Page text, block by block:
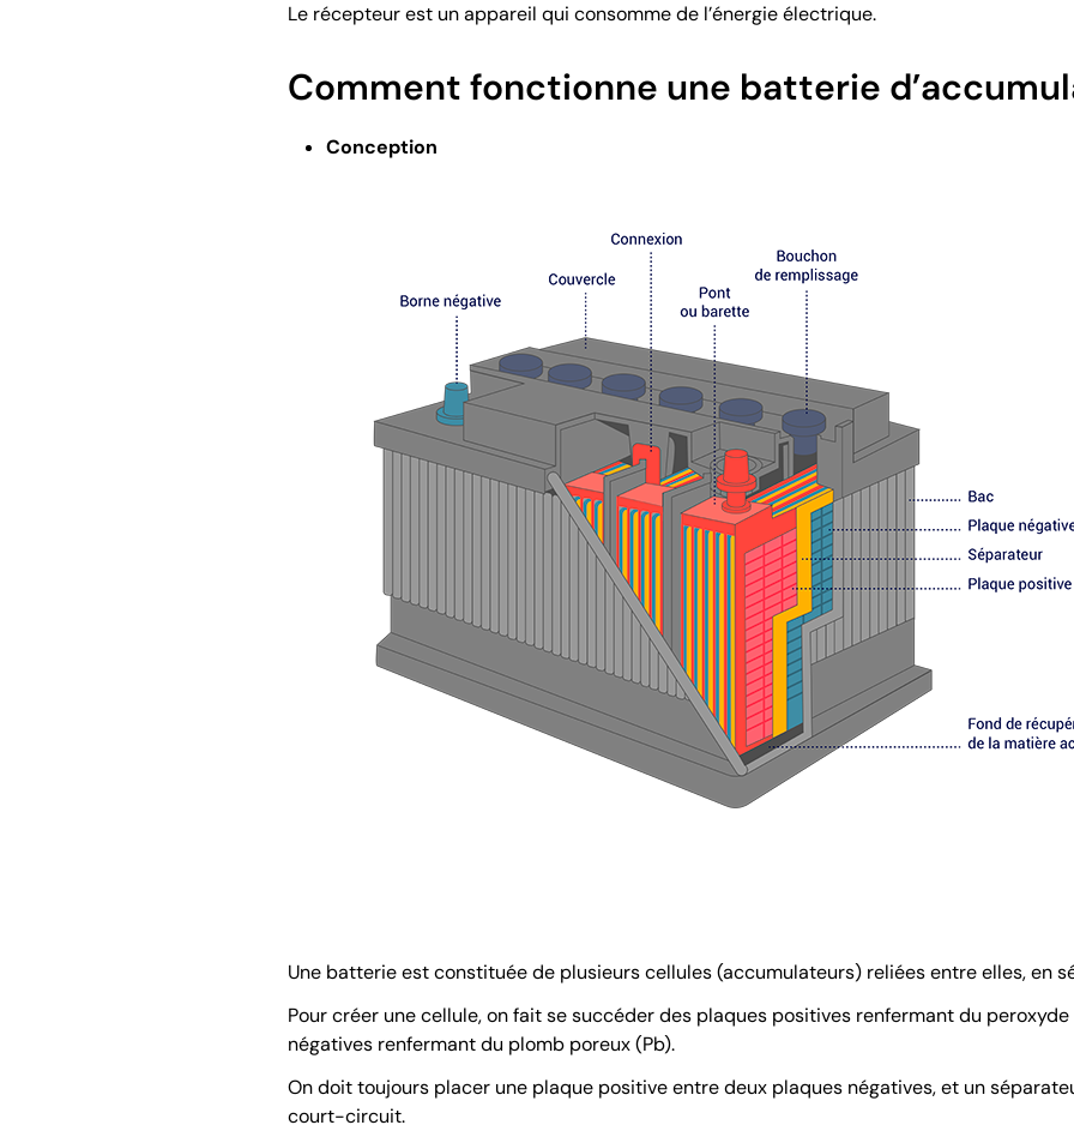
Le récepteur est un appareil qui consomme de l’énergie électrique.
Comment fonctionne une batterie
Conception
Une batterie est constituée de plusieurs cellules (accumulateurs) reliées entre elles, en
Pour créer une cellule, on fait se succéder des plaques positives renfermant du
négatives renfermant du plomb poreux (Pb).
On doit toujours placer une plaque positive entre deux plaques négatives, et un
court-circuit.